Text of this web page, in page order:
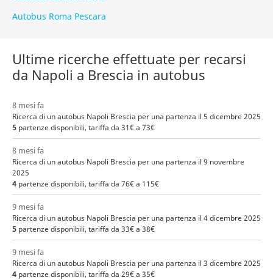
Autobus Roma Pescara
Ultime ricerche effettuate per recarsi
da Napoli a Brescia in autobus
8 mesi fa
Ricerca di un autobus Napoli Brescia per una partenza il 5 dicembre 2025
5 partenze disponibili, tariffa da 31€ a 73€
8 mesi fa
Ricerca di un autobus Napoli Brescia per una partenza il 9 novembre
2025
4 partenze disponibili, tariffa da 76€ a 115€
9 mesi fa
Ricerca di un autobus Napoli Brescia per una partenza il 4 dicembre 2025
5 partenze disponibili, tariffa da 33€ a 38€
9 mesi fa
Ricerca di un autobus Napoli Brescia per una partenza il 3 dicembre 2025
4 partenze disponibili, tariffa da 29€ a 35€